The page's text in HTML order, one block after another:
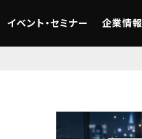
イベント・セミナー 企業情報